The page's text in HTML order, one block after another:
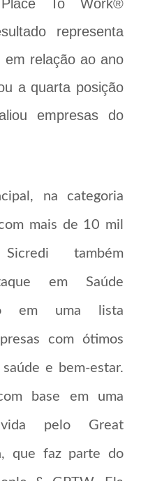
To Work®
representa
em relação ao ano
a quarta posição
empresas do
na categoria
mais de 10 mil
também
em Saúde
em uma lista
com ótimos
e bem-estar.
base em uma
pelo Great
que faz parte do